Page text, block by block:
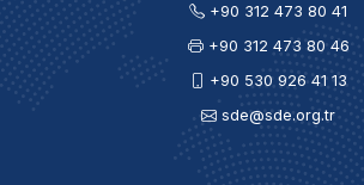
+90 312 473 80 41
+90 312 473 80 46
+90 530 926 41 13
sde@sde.org.tr